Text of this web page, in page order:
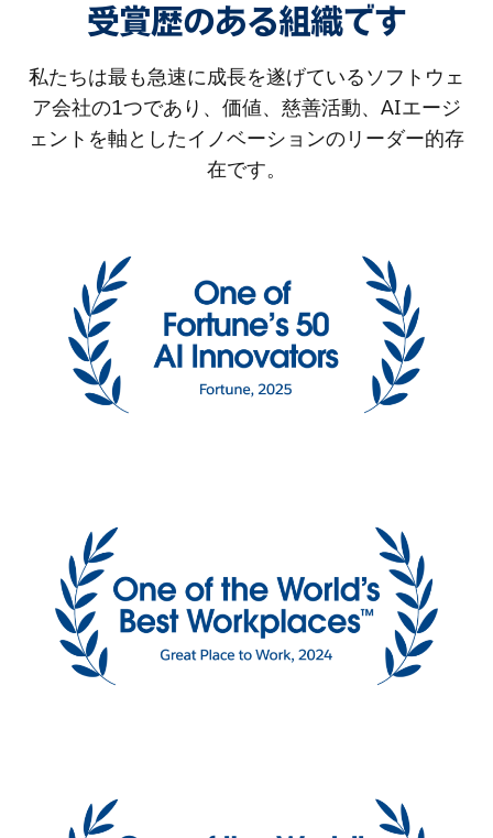
受賞歴のある組織です
私たちは最も急速に成長を遂げているソフトウェ
ア会社の1つであり、価値、慈善活動、AIエージ
ェントを軸としたイノベーションのリーダー的存
在です。